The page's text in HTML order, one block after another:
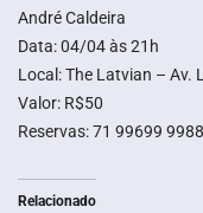
André Caldeira
Data: 04/04 às 21h
Local: The Latvian – Av.
Valor: R$50
Reservas: 71 99699 9988
Relacionado